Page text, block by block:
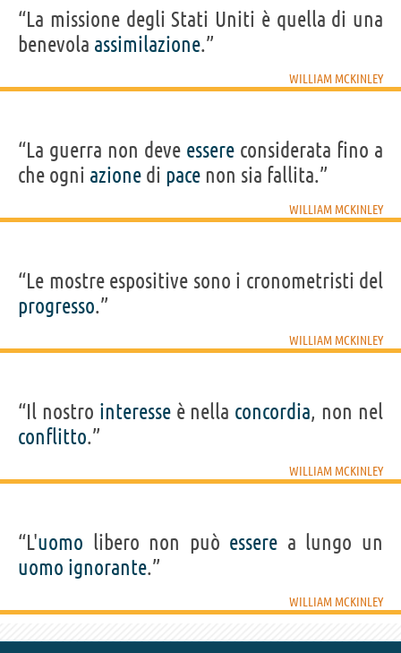
“La missione degli Stati Uniti è quella di una
benevola assimilazione.”
WILLIAM MCKINLEY
“La guerra non deve essere considerata fino a
che ogni azione di pace non sia fallita.”
WILLIAM MCKINLEY
“Le mostre espositive sono i cronometristi del
progresso.”
WILLIAM MCKINLEY
“Il nostro interesseè nella concordia, non nel
conflitto.”
WILLIAM MCKINLEY
“L'uomo libero non può essere a lungo un
uomo ignorante.”
WILLIAM MCKINLEY